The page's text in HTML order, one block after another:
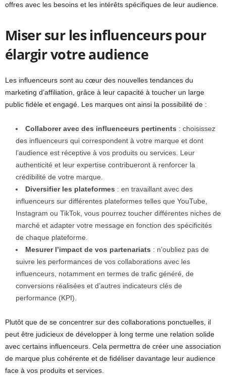
offres avec les besoins et les intérêts spécifiques de leur audience.
Miser sur les influenceurs pour
élargir votre audience
Les influenceurs sont au cœur des nouvelles tendances du
marketing d’affiliation, grâce à leur capacité à toucher un large
public fidèle et engagé. Les marques ont ainsi la possibilité de :
Collaborer avec des influenceurs pertinents : choisissez
des influenceurs qui correspondent à votre marque et dont
l’audience est réceptive à vos produits ou services. Leur
authenticité et leur expertise contribueront à renforcer la
crédibilité de votre marque.
Diversifier les plateformes : en travaillant avec des
influenceurs sur différentes plateformes telles que YouTube,
Instagram ou TikTok, vous pourrez toucher différentes niches de
marché et adapter votre message en fonction des spécificités
de chaque plateforme.
Mesurer l’impact de vos partenariats : n’oubliez pas de
suivre les performances de vos collaborations avec les
influenceurs, notamment en termes de trafic généré, de
conversions réalisées et d’autres indicateurs clés de
performance (KPI).
Plutôt que de se concentrer sur des collaborations ponctuelles, il
peut être judicieux de développer à long terme une relation solide
avec certains influenceurs. Cela permettra de créer une association
de marque plus cohérente et de fidéliser davantage leur audience
face à vos produits et services.